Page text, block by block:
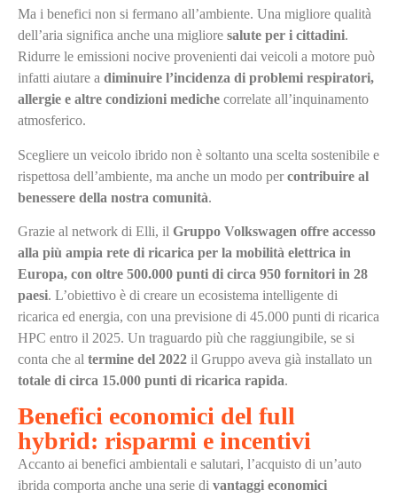
Ma i benefici non si fermano all’ambiente. Una migliore qualità
dell’aria significa anche una migliore salute per i cittadini.
Ridurre le emissioni nocive provenienti dai veicoli a motore può
infatti aiutare a diminuire l’incidenza di problemi respiratori,
allergie e altre condizioni mediche correlate all’inquinamento
atmosferico.
Scegliere un veicolo ibrido non è soltanto una scelta sostenibile e
rispettosa dell’ambiente, ma anche un modo percontribuire al
benessere della nostra comunità.
Grazie al network di Elli, il Gruppo Volkswagen offre accesso
alla più ampia rete di ricarica per la mobilità elettrica in
Europa, con oltre 500.000 punti di circa 950 fornitori in 28
paesi. L’obiettivo è di creare un ecosistema intelligente di
ricarica ed energia, con una previsione di 45.000 punti di ricarica
HPC entro il 2025. Un traguardo più che raggiungibile, se si
conta che al termine del 2022 il Gruppo aveva già installato un
totale di circa 15.000 punti di ricarica rapida.
Benefici economici del full
hybrid: risparmi e incentivi
Accanto ai benefici ambientali e salutari, l’acquisto di un’auto
ibrida comporta anche una serie di vantaggi economici